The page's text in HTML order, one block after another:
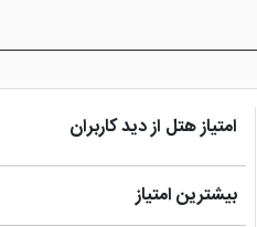
امتیاز هتل از دید کاربران
بیشترین امتیاز